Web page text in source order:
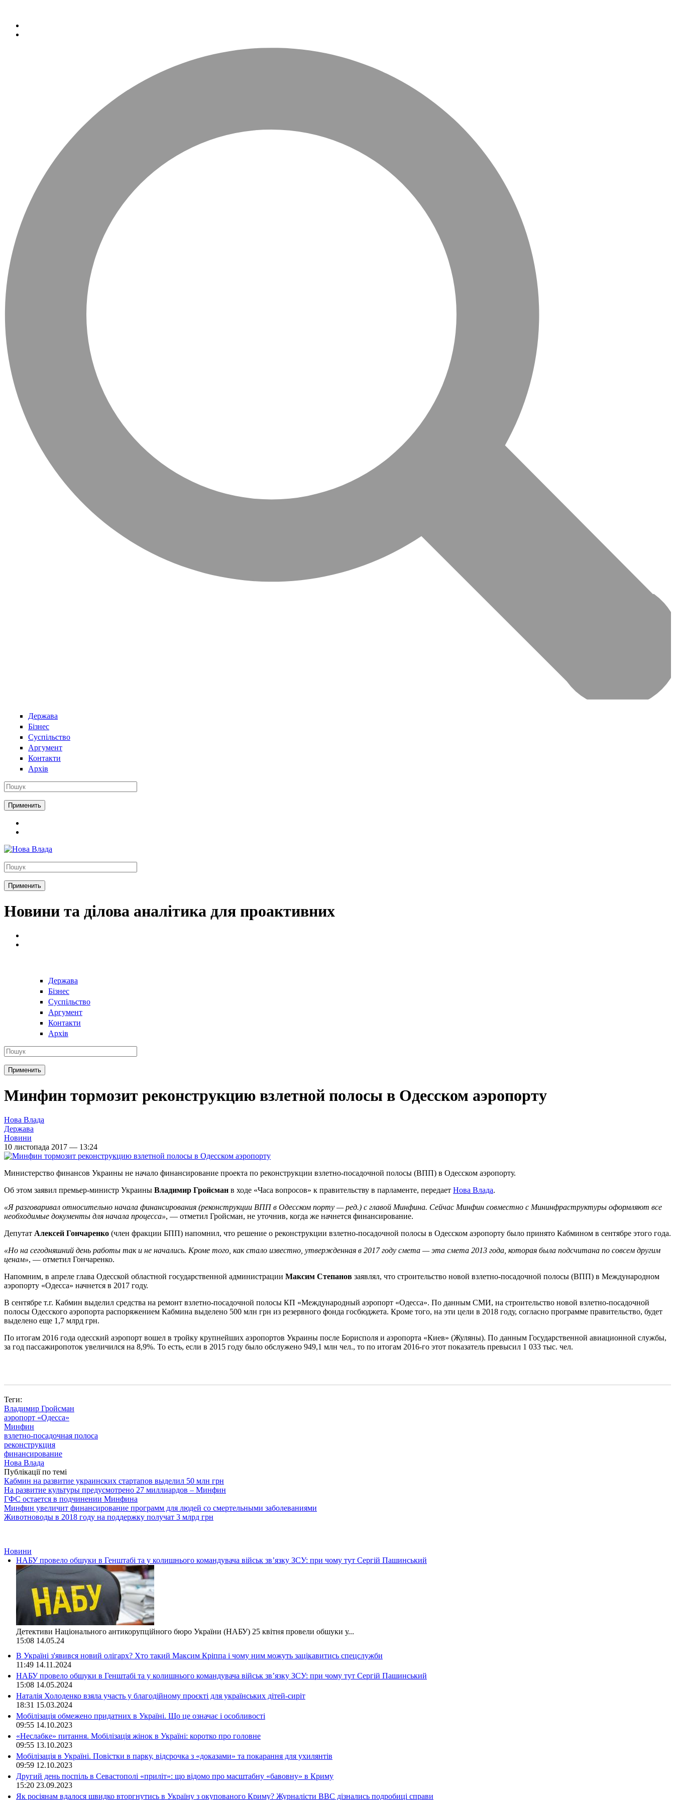
Держава
Бізнес
Суспільство
Аргумент
Контакти
Архів
Новини та ділова аналітика для проактивних
Держава
Бізнес
Суспільство
Аргумент
Контакти
Архів
Минфин тормозит реконструкцию взлетной полосы в Одесском аэропорту
Нова Влада
Держава
Новини
10 листопада 2017 — 13:24
Министерство финансов Украины не начало финансирование проекта по реконструкции взлетно-посадочной полосы (ВПП) в Одесском аэропорту.
Об этом заявил премьер-министр Украины Владимир Гройсман в ходе «Часа вопросов» к правительству в парламенте, передает Нова Влада.
«Я разговаривал относительно начала финансирования (реконструкции ВПП в Одесском порту — ред.) с главой Минфина. Сейчас Минфин совместно с Мининфраструктуры оформляют все
необходимые документы для начала процесса», — отметил Гройсман, не уточнив, когда же начнется финансирование.
Депутат Алексей Гончаренко (член фракции БПП) напомнил, что решение о реконструкции взлетно-посадочной полосы в Одесском аэропорту было принято Кабмином в сентябре этого года.
«Но на сегодняшний день работы так и не начались. Кроме того, как стало известно, утвержденная в 2017 году смета — эта смета 2013 года, которая была подсчитана по совсем другим
ценам», — отметил Гончаренко.
Напомним, в апреле глава Одесской областной государственной администрации Максим Степанов заявлял, что строительство новой взлетно-посадочной полосы (ВПП) в Международном
аэропорту «Одесса» начнется в 2017 году.
В сентябре т.г. Кабмин выделил средства на ремонт взлетно-посадочной полосы КП «Международный аэропорт «Одесса». По данным СМИ, на строительство новой взлетно-посадочной
полосы Одесского аэропорта распоряжением Кабмина выделено 500 млн грн из резервного фонда госбюджета. Кроме того, на эти цели в 2018 году, согласно программе правительство, будет
выделено еще 1,7 млрд грн.
По итогам 2016 года одесский аэропорт вошел в тройку крупнейших аэропортов Украины после Борисполя и аэропорта «Киев» (Жуляны). По данным Государственной авиационной службы,
за год пассажиропоток увеличился на 8,9%. То есть, если в 2015 году было обслужено 949,1 млн чел., то по итогам 2016-го этот показатель превысил 1 033 тыс. чел.
Теги:
Владимир Гройсман
аэропорт «Одесса»
Минфин
взлетно-посадочная полоса
реконструкция
финансирование
Нова Влада
Публікації по темі
Кабмин на развитие украинских стартапов выделил 50 млн грн
На развитие культуры предусмотрено 27 миллиардов – Минфин
ГФС остается в подчинении Минфина
Минфин увеличит финансирование программ для людей со смертельными заболеваниями
Животноводы в 2018 году на поддержку получат 3 млрд грн
Новини
НАБУ провело обшуки в Генштабі та у колишнього командувача військ зв’язку ЗСУ: при чому тут Сергій Пашинський
Детективи Національного антикорупційного бюро України (НАБУ) 25 квітня провели обшуки у...
15:08 14.05.24
В Україні з'явився новий олігарх? Хто такий Максим Кріппа і чому ним можуть зацікавитись спецслужби
11:49 14.11.2024
НАБУ провело обшуки в Генштабі та у колишнього командувача військ зв’язку ЗСУ: при чому тут Сергій Пашинський
15:08 14.05.2024
Наталія Холоденко взяла участь у благодійному проєкті для українських дітей-сиріт
18:31 15.03.2024
Мобілізація обмежено придатних в Україні. Що це означає і особливості
09:55 14.10.2023
«Неслабке» питання. Мобілізація жінок в Україні: коротко про головне
09:55 13.10.2023
Мобілізація в Україні. Повістки в парку, відсрочка з «доказами» та покарання для ухилянтів
09:59 12.10.2023
Другий день поспіль в Севастополі «приліт»: що відомо про масштабну «бавовну» в Криму
15:20 23.09.2023
Як росіянам вдалося швидко вторгнутись в Україну з окупованого Криму? Журналісти ВВС дізнались подробиці справи